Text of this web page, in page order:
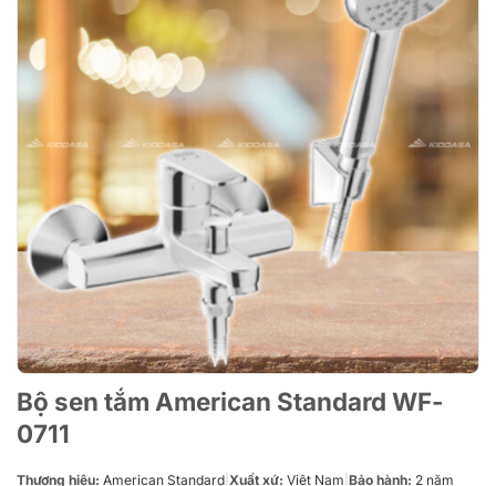
Bộ sen tắm American Standard WF-
0711
Thương hiệu: American Standard Xuất xứ: Việt Nam Bảo hành: 2 năm